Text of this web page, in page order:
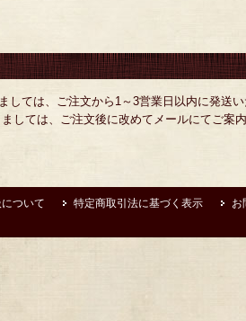
しては、ご注文から1～3営業日以内に発送
しては、ご注文後に改めてメールにてご案
ついて 特定商取引法に基づく表示 お